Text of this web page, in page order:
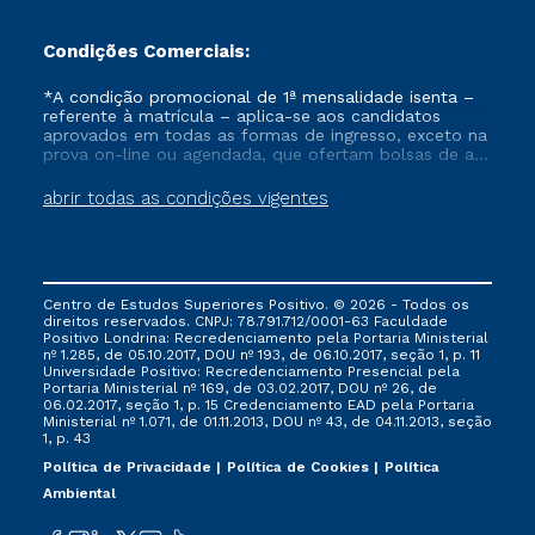
Condições Comerciais:
abrir todas as condições vigentes
*A condição promocional de 1ª mensalidade isenta –
referente à matrícula – aplica-se aos candidatos
aprovados em todas as formas de ingresso, exceto na
prova on-line ou agendada, que ofertam bolsas de até
vigente, que ainda não tenham efetivado e/ou não
tenham cancelado ou trancado sua matrícula em uma
via FIES, Prouni e outros programas governamentais, e
não se acumula com nenhuma outra campanha
ofertada pela Instituição.
Centro de Estudos Superiores Positivo. © 2026 - Todos os
direitos reservados. CNPJ: 78.791.712/0001-63 Faculdade
Positivo Londrina: Recredenciamento pela Portaria Ministerial
nº 1.285, de 05.10.2017, DOU nº 193, de 06.10.2017, seção 1, p. 11
Universidade Positivo: Recredenciamento Presencial ​pela
Portaria Ministerial nº 169, de 03.02.2017, DOU nº 26, de
06.02.2017, seção 1, p. 15 Credenciamento EAD pela Portaria
Ministerial nº 1.071, de 01.11.2013, DOU nº 43, de 04.11.2013, seção
1, p. 43
Política de Privacidade
Política de Cookies
Política
Ambiental